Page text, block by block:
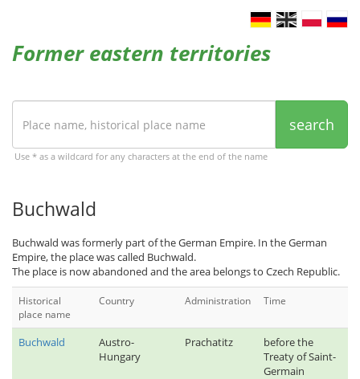
Former eastern territories
search
Use * as a wildcard for any characters at the end of the name
Buchwald
Buchwald was formerly part of the German Empire. In the German
Empire, the place was called Buchwald.
The place is now abandoned and the area belongs to Czech Republic.
Historical
place name
Country Administration Time
Buchwald
Austro-
Hungary
Prachatitz
before the
Treaty of Saint-
Germain